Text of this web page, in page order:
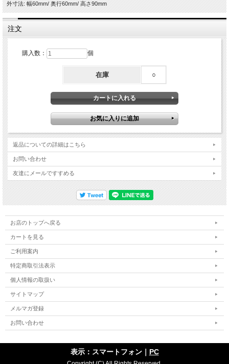
外寸法: 幅60mm/ 奥行60mm/ 高さ90mm
注文
購入数： 個
在庫 ○
返品についての詳細はこちら
お問い合わせ
友達にメールですすめる
お店のトップへ戻る
カートを見る
ご利用案内
特定商取引法表示
個人情報の取扱い
サイトマップ
メルマガ登録
お問い合わせ
表示：スマートフォン｜ PC